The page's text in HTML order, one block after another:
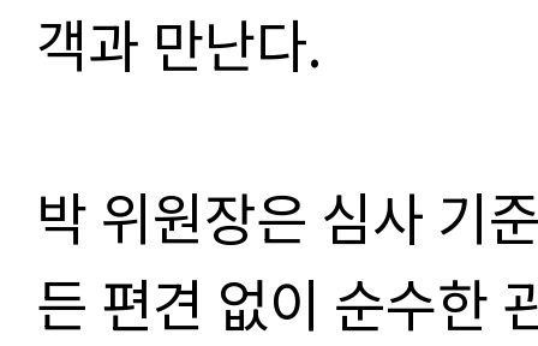
객과 만난다.
박 위원장은 심사 기
든 편견 없이 순수한